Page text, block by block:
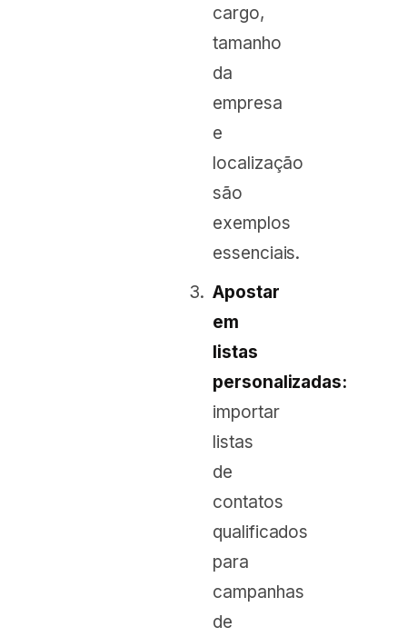
cargo,
tamanho
da
empresa
e
localização
são
exemplos
essenciais.
Apostar
em
listas
personalizadas:
importar
listas
de
contatos
qualificados
para
campanhas
de